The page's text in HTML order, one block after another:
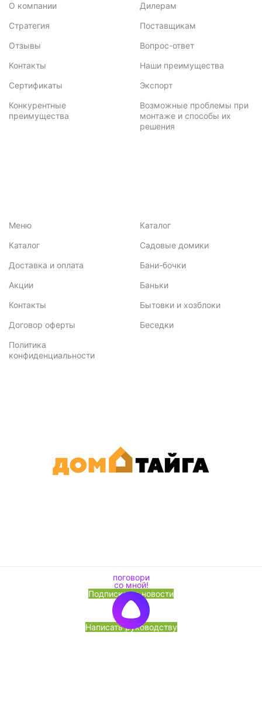
О компании
Стратегия
Отзывы
Контакты
Сертификаты
Конкурентные
преимущества
Дилерам
Поставщикам
Вопрос-ответ
Наши преимущества
Экспорт
Возможные проблемы при
монтаже и способы их
решения
Меню
Каталог
Доставка и оплата
Акции
Контакты
Договор оферты
Политика
конфиденциальности
Каталог
Садовые домики
Бани-бочки
Баньки
Бытовки и хозблоки
Беседки
Подписка на новости
Написать руководству